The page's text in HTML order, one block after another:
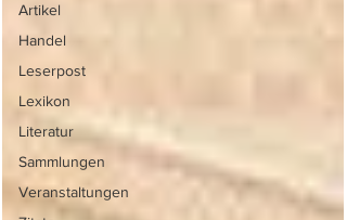
Artikel
Handel
Leserpost
Lexikon
Literatur
Sammlungen
Veranstaltungen